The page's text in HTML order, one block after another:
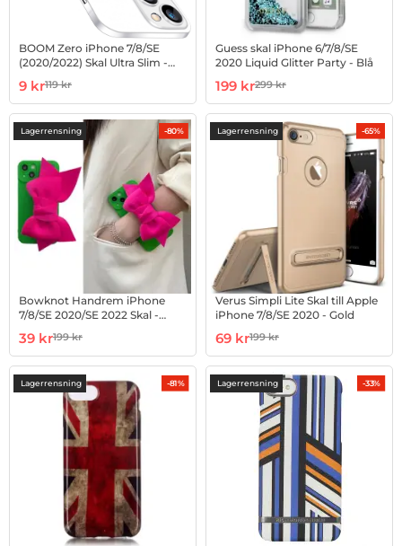
BOOM Zero iPhone 7/8/SE
(2020/2022) Skal Ultra Slim -
Art. nr 1002913499
rea pris
9 krtidigare pris
119 kr
Guess skal iPhone 6/7/8/SE
2020 Liquid Glitter Party - Blå
Art. nr 1002845140
rea pris
199 krtidigare pris
299 kr
Lagerrensning -80%
Bowknot Handrem iPhone
7/8/SE 2020/SE 2022 Skal -
Art. nr 1002891126
rea pris
39 krtidigare pris
199 kr
Lagerrensning -65%
Verus Simpli Lite Skal till Apple
iPhone 7/8/SE 2020 - Gold
Art. nr 10021069
rea pris
69 krtidigare pris
199 kr
Lagerrensning -81% Lagerrensning -33%